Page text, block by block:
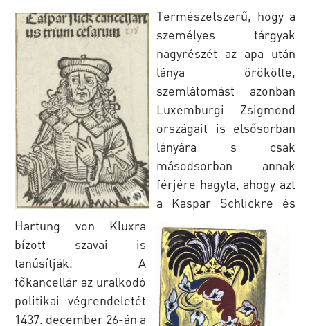
Természetszerű, hogy a
személyes tárgyak
nagyrészét az apa után
lánya örökölte,
szemlátomást azonban
Luxemburgi Zsigmond
országait is elsősorban
lányára s csak
másodsorban annak
férjére hagyta, ahogy azt
a Kaspar Schlickre és
Hartung von Kluxra
bízott szavai is
tanúsítják. A
főkancellár az uralkodó
politikai végrendeletét
1437. december 26-án a